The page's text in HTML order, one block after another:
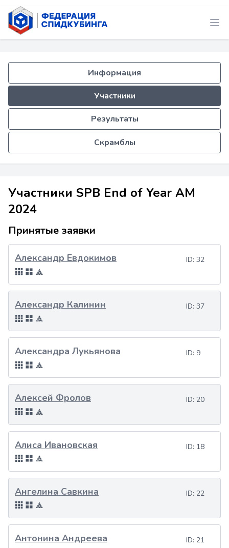
Информация
Участники
Результаты
Скрамблы
Участники SPB End of Year AM
2024
Принятые заявки
ID: 32
Александр Евдокимов
ID: 37
Александр Калинин
ID: 9
Александра Лукьянова
ID: 20
Алексей Фролов
ID: 18
Алиса Ивановская
ID: 22
Ангелина Савкина
ID: 21
Антонина Андреева